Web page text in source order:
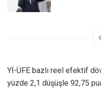
Yİ-ÜFE bazlı reel efektif
yüzde 2,1 düşüşle 92,75